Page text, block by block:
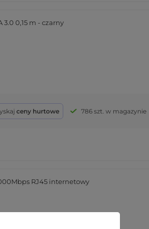
3.0 0,15 m - czarny
ceny hurtowe 786 szt. w magazynie
RJ45 internetowy